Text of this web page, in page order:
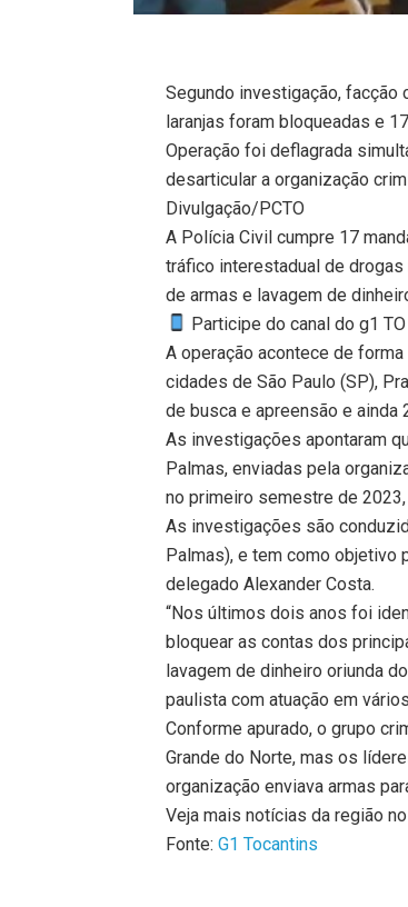
Segundo investigação, facção
laranjas foram bloqueadas e
Operação foi deflagrada
desarticular a organização
Divulgação/PCTO
A Polícia Civil cumpre 17
tráfico interestadual de
de armas e lavagem de
Participe do canal do g1
A operação acontece de
cidades de São Paulo (SP),
de busca e apreensão e
As investigações apontaram
Palmas, enviadas pela
no primeiro semestre de
As investigações são
Palmas), e tem como objetivo
delegado Alexander Costa.
“Nos últimos dois anos foi
bloquear as contas dos
lavagem de dinheiro oriunda
paulista com atuação em
Conforme apurado, o grupo
Grande do Norte, mas os
organização enviava armas
Veja mais notícias da região
Fonte:G1 Tocantins